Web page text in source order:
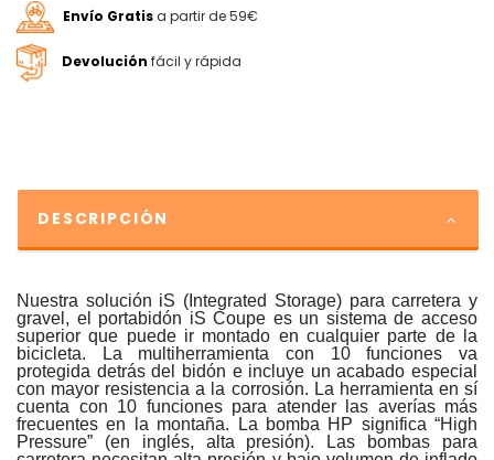
Envío Gratisa partir de 59€
Devolución fácil y rápida
DESCRIPCIÓN
Nuestra solución iS (Integrated Storage) para carretera y
gravel, el portabidón iS Coupe es un sistema de acceso
superior que puede ir montado en cualquier parte de la
bicicleta. La multiherramienta con 10 funciones va
protegida detrás del bidón e incluye un acabado especial
con mayor resistencia a la corrosión. La herramienta en sí
cuenta con 10 funciones para atender las averías más
frecuentes en la montaña. La bomba HP significa “High
Pressure” (en inglés, alta presión). Las bombas para